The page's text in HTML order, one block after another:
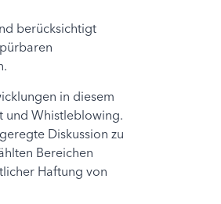
berücksichtigt
in diesem
und Whistleblowing.
Diskussion zu
Bereichen
Haftung von